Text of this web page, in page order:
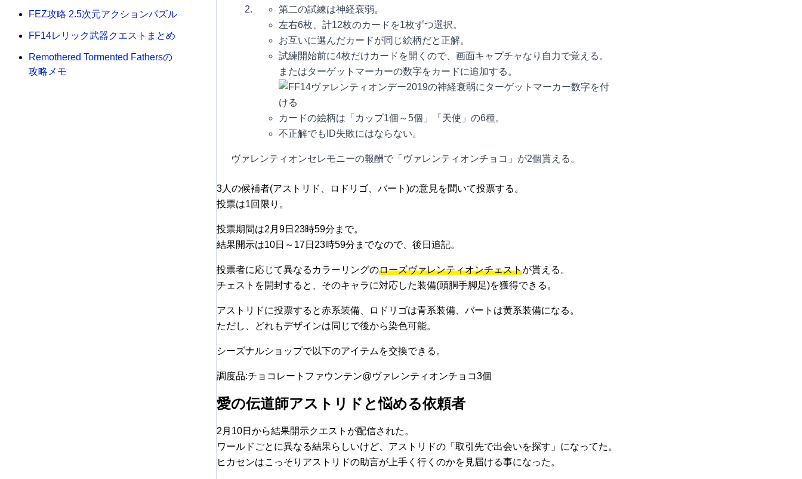
FEZ攻略 2.5次元アクションパズル
FF14レリック武器クエストまとめ
Remothered Tormented Fathersの
攻略メモ
第二の試練は神経衰弱。
左右6枚、計12枚のカードを1枚ずつ選択。
お互いに選んだカードが同じ絵柄だと正解。
試練開始前に4枚だけカードを開くので、画面キャプチャなり自力で覚える。
またはターゲットマーカーの数字をカードに追加する。
カードの絵柄は「カップ1個～5個」「天使」の6種。
不正解でもID失敗にはならない。
ヴァレンティオンセレモニーの報酬で「ヴァレンティオンチョコ」が2個貰える。
3人の候補者(アストリド、ロドリゴ、バート)の意見を聞いて投票する。
投票は1回限り。
投票期間は2月9日23時59分まで。
結果開示は10日～17日23時59分までなので、後日追記。
投票者に応じて異なるカラーリングのローズヴァレンティオンチェストが貰える。
チェストを開封すると、そのキャラに対応した装備(頭胴手脚足)を獲得できる。
アストリドに投票すると赤系装備、ロドリゴは青系装備、バートは黄系装備になる。
ただし、どれもデザインは同じで後から染色可能。
シーズナルショップで以下のアイテムを交換できる。
調度品:チョコレートファウンテン@ヴァレンティオンチョコ3個
愛の伝道師アストリドと悩める依頼者
2月10日から結果開示クエストが配信された。
ワールドごとに異なる結果らしいけど、アストリドの「取引先で出会いを探す」になってた。
ヒカセンはこっそりアストリドの助言が上手く行くのかを見届ける事になった。